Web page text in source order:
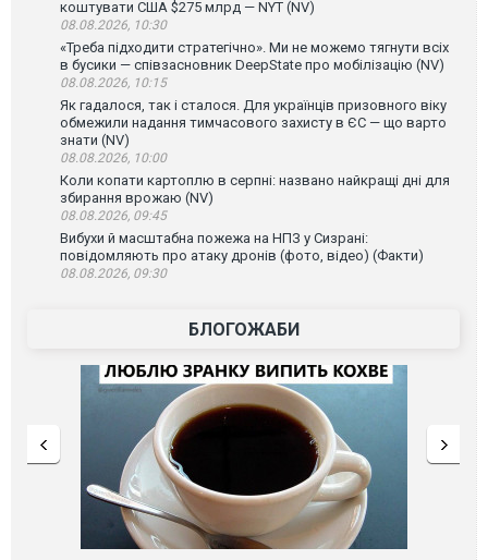
коштувати США $275 млрд — NYT (NV)
08.08.2026, 10:30
«Треба підходити стратегічно». Ми не можемо тягнути всіх
в бусики — співзасновник DeepState про мобілізацію (NV)
08.08.2026, 10:15
Як гадалося, так і сталося. Для українців призовного віку
обмежили надання тимчасового захисту в ЄС — що варто
знати (NV)
08.08.2026, 10:00
Коли копати картоплю в серпні: названо найкращі дні для
збирання врожаю (NV)
08.08.2026, 09:45
Вибухи й масштабна пожежа на НПЗ у Сизрані:
повідомляють про атаку дронів (фото, відео) (Факти)
08.08.2026, 09:30
БЛОГОЖАБИ